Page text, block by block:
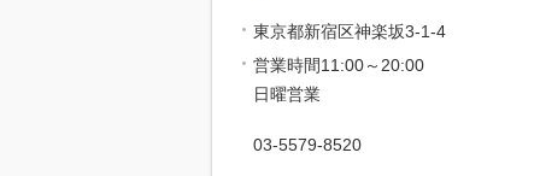
東京都新宿区神楽坂3-1-4
営業時間11:00～20:00
日曜営業
03-5579-8520